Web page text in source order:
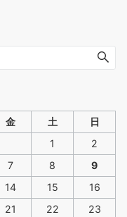
金 土
日
1
2
7 8
9
14 15
16
21 22 23